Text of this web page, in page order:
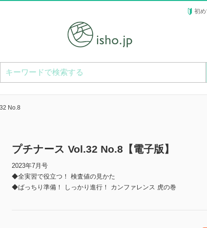
初
No.8
プチナース Vol.32 No.8【電子版】
2023年7月号
◆全実習で役立つ！ 検査値の見かた
◆ばっちり準備！ しっかり進行！ カンファレンス 虎の巻